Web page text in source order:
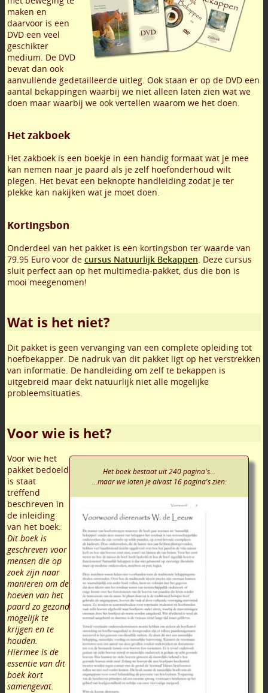
maken en
daarvoor is een
DVD een veel
geschikter
medium. De DVD
bevat dan ook
aanvullende gedetailleerde uitleg. Ook staan er op de DVD een
aantal bekappingen waarbij we niet alleen laten zien wat we
doen maar waarbij we ook vertellen waarom we het doen.
Het zakboek
Het zakboek is een boekje in een handig formaat wat je mee
kan nemen naar je paard als je zelf hoefonderhoud wilt
plegen. Het bevat een beknopte handleiding zodat je ter
plekke kan nakijken wat je moet doen.
Kortingsbon
Onderdeel van het pakket is een kortingsbon ter waarde van
79.95 Euro voor de cursus Natuurlijk Bekappen. Deze cursus
sluit perfect aan op het multimedia-pakket, dus die bon is
mooi meegenomen!
Wat is het niet?
Dit pakket is geen vervanging van een complete opleiding tot
hoefbekapper. De nadruk van dit pakket ligt op het verstrekken
van informatie. De handleiding om zelf te bekappen is
uitgebreid maar dekt natuurlijk niet alle mogelijke
probleemsituaties.
Voor wie is het?
Het boek bestaat uit 240 pagina's...
...maar we laten je alvast 16 pagina's zien:
Voor wie het
pakket bedoeld
is staat
treffend
beschreven in
de inleiding
van het boek:
Dit boek is
geschreven voor
mensen die op
zoek zijn naar
manieren om de
hoeven van het
paard zo gezond
mogelijk te
krijgen en te
houden.
Hiermee is de
essentie van dit
boek kort
samengevat.